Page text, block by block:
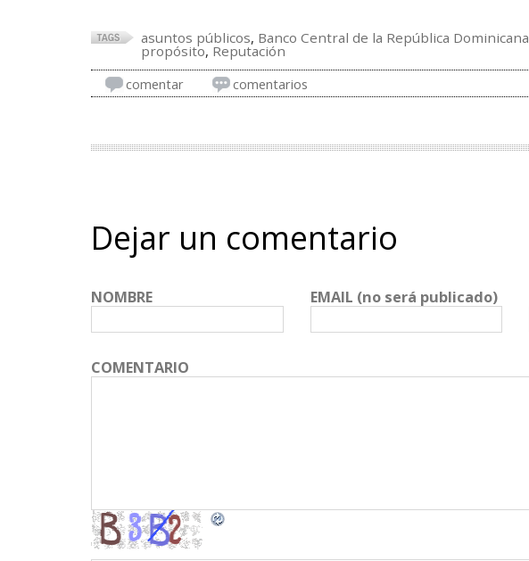
asuntos públicos, Banco Central de la República Dominicana
propósito, Reputación
comentar comentarios
Dejar un comentario
NOMBRE EMAIL (no será publicado)
COMENTARIO